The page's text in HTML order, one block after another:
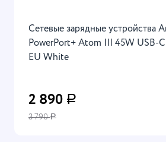
Сетевые зарядные устройства
PowerPort+ Atom III 45W USB-
EU White
2 890 Р
3 790Р